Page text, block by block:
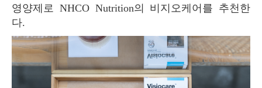
영양제로 NHCO Nutrition의 비지오케어를 추천한
다.